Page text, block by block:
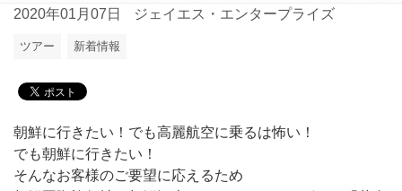
2020年01月07日 ジェイエス・エンタープライズ
ツアー 新着情報
朝鮮に行きたい！でも高麗航空に乗るは怖い！
でも朝鮮に行きたい！
そんなお客様のご要望に応えるため